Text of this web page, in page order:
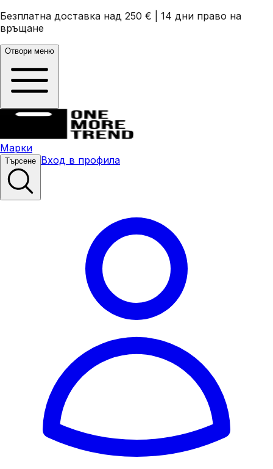
Безплатна доставка над 250 €
14 дни право на
връщане
Отвори меню
Марки
Търсене Вход в профила